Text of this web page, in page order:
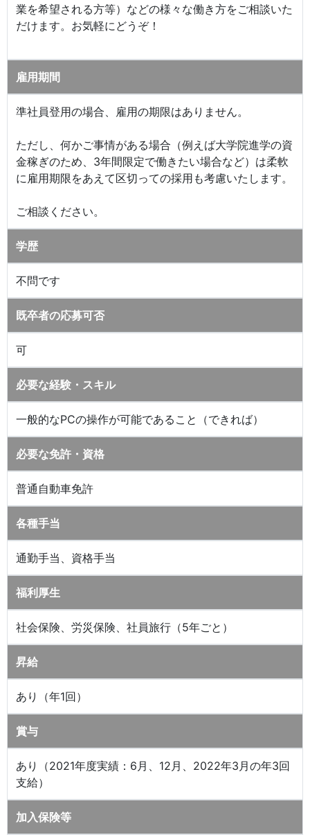
業を希望される方等）などの様々な働き方をご相談いた
だけます。お気軽にどうぞ！
雇用期間
準社員登用の場合、雇用の期限はありません。
ただし、何かご事情がある場合（例えば大学院進学の資
金稼ぎのため、3年間限定で働きたい場合など）は柔軟
に雇用期限をあえて区切っての採用も考慮いたします。
ご相談ください。
学歴
不問です
既卒者の応募可否
可
必要な経験・スキル
一般的なPCの操作が可能であること（できれば）
必要な免許・資格
普通自動車免許
各種手当
通勤手当、資格手当
福利厚生
社会保険、労災保険、社員旅行（5年ごと）
昇給
あり（年1回）
賞与
あり（2021年度実績：6月、12月、2022年3月の年3回
支給）
加入保険等